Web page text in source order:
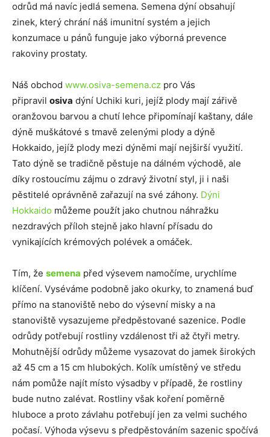
odrůd má navíc jedlá semena. Semena dýní obsahují
zinek, který chrání náš imunitní systém a jejich
konzumace u pánů funguje jako výborná prevence
rakoviny prostaty.
Náš obchod www.osiva-semena.cz pro Vás
připravil osiva dýní Uchiki kuri, jejíž plody mají zářivě
oranžovou barvou a chutí lehce připomínají kaštany, dále
dýně muškátové s tmavě zelenými plody a dýně
Hokkaido, jejíž plody mezi dýněmi mají nejširší využití.
Tato dýně se tradičně pěstuje na dálném východě, ale
díky rostoucímu zájmu o zdravý životní styl, ji i naši
pěstitelé oprávněně zařazují na své záhony. Dýni
Hokkaido můžeme použít jako chutnou náhražku
nezdravých příloh stejně jako hlavní přísadu do
vynikajících krémových polévek a omáček.
Tím, že semena před výsevem namočíme, urychlíme
klíčení. Vyséváme podobně jako okurky, to znamená buď
přímo na stanoviště nebo do výsevní misky a na
stanoviště vysazujeme předpěstované sazenice. Podle
odrůdy potřebují rostliny vzdálenost tři až čtyři metry.
Mohutnější odrůdy můžeme vysazovat do jamek širokých
až 45 cm a 15 cm hlubokých. Kolík umístěný ve středu
nám pomůže najít místo výsadby v případě, že rostliny
bude nutno zalévat. Rostliny však koření poměrně
hluboce a proto závlahu potřebují jen za velmi suchého
počasí. Výhoda výsevu s předpěstováním sazenic spočívá